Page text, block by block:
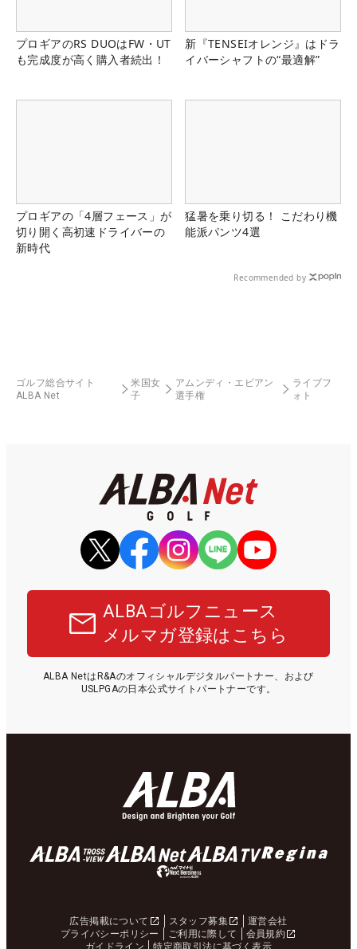
プロギアのRS DUOはFW・UT
も完成度が高く購入者続出！
新『TENSEIオレンジ』はドラ
イバーシャフトの“最適解”
プロギアの「4層フェース」が
切り開く高初速ドライバーの
新時代
猛暑を乗り切る！ こだわり機
能派パンツ4選
Recommended by
ゴルフ総合サイト
ALBA Net
米国女
子
アムンディ・エビアン
選手権
ライブフ
ォト
ALBAゴルフニュース
メルマガ登録はこちら
ALBA NetはR&Aのオフィシャルデジタルパートナー、および
USLPGAの日本公式サイトパートナーです。
広告掲載について スタッフ募集
運営会社
プライバシーポリシー
ご利用に際して
会員規約
ガイドライン
特定商取引法に基づく表示